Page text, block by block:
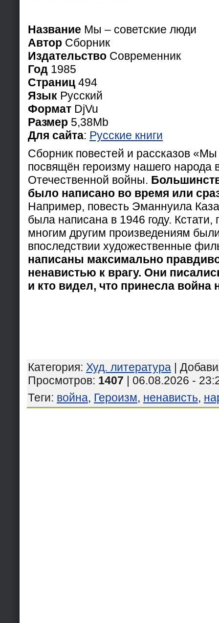
Название Мы – советские люди
Автор Сборник
Издательство Современник
Год 1985
Страниц 494
Язык Русский
Формат DjVu
Размер 5,38Mb
Для сайта: Русские книги
Сборник повестей и рассказов
посвящён героизму нашего народа
Отечественной войны.
было написано во время или
Например, повесть Эманнуила
была написана в 1946 году. Кстати,
многим другим произведениям
впоследствии художественные
написаны максимально
ненавистью к врагу. Они
и кто видел, что принесла
Категория: Худ. литература |
Просмотров: 1407 | 06.08.2026 -
Теги: война, Героизм, ненависть,